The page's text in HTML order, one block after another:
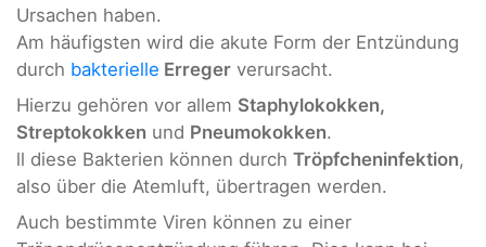
Ursachen haben.
Am häufigsten wird die akute Form der Entzündung
durch bakterielle Erreger verursacht.
Hierzu gehören vor allem Staphylokokken,
Streptokokken und Pneumokokken.
ll diese Bakterien können durch Tröpfcheninfektion,
also über die Atemluft, übertragen werden.
Auch bestimmte Viren können zu einer